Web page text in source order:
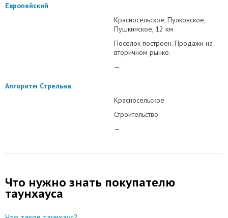
Европейский
Красносельское Пулковское
Пушкинское 12 км
Поселок построен. Продажи на
вторичном рынке.
—
Алгоритм Стрельна
Красносельское
Строительство
—
Что нужно знать покупателю
таунхауса